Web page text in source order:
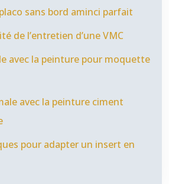
sans bord aminci parfait
de l’entretien d’une VMC
avec la peinture pour moquette
avec la peinture ciment
pour adapter un insert en